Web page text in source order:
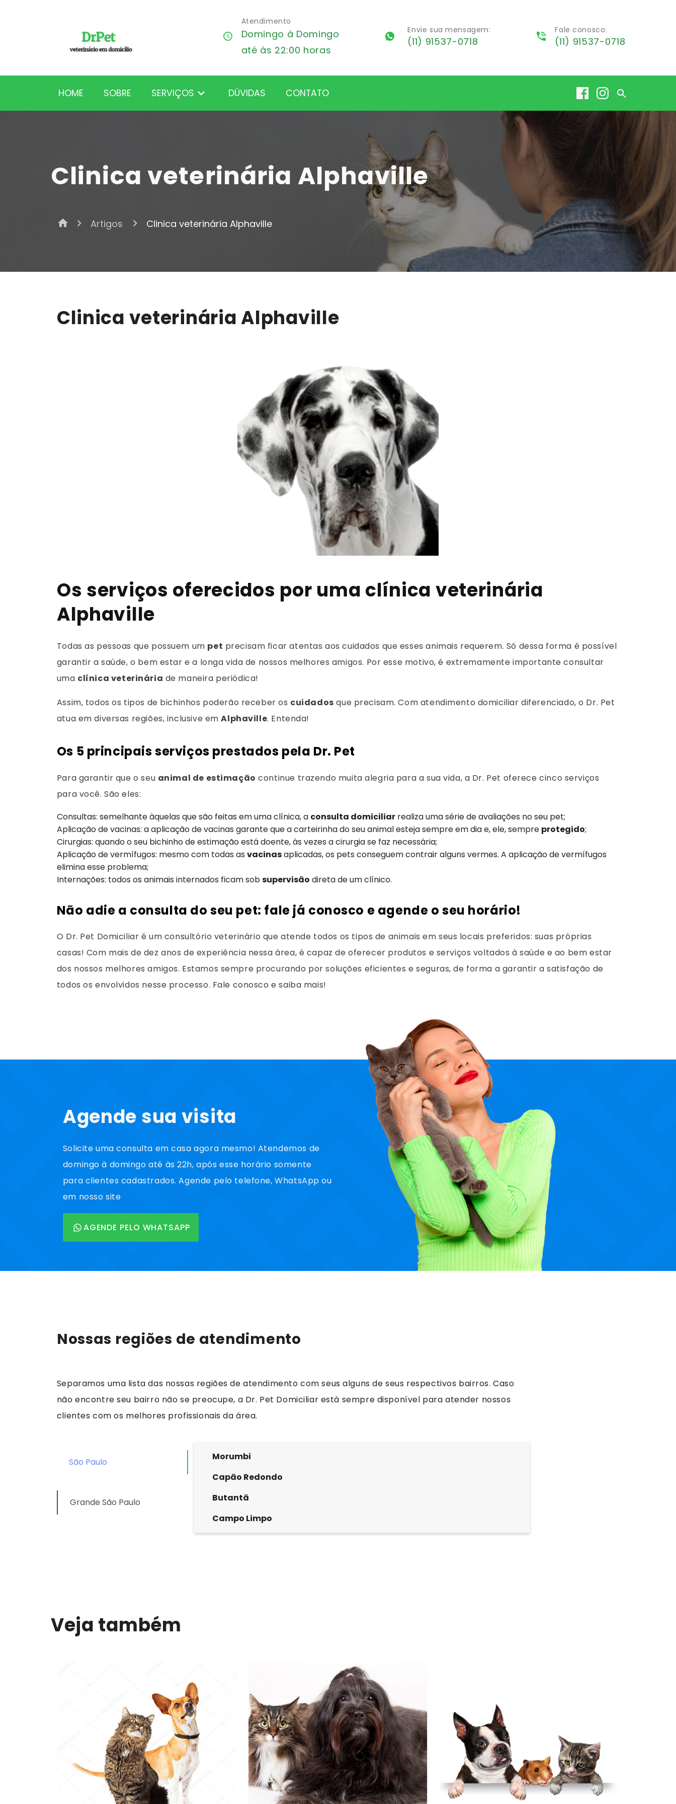
Atendimento
Domingo à Domingo
até às 22:00 horas
Envie sua mensagem:
(11) 91537-0718
Fale conosco:
(11) 91537-0718
HOME SOBRE SERVIÇOS DÚVIDAS CONTATO
Clinica veterinária Alphaville
home Artigos Clinica veterinária Alphaville
Clinica veterinária Alphaville
Os serviços oferecidos por uma clínica veterinária
Alphaville
Todas as pessoas que possuem um pet precisam ficar atentas aos cuidados que esses animais requerem. Só dessa forma é possível
garantir a saúde, o bem estar e a longa vida de nossos melhores amigos. Por esse motivo, é extremamente importante consultar
uma clínica veterinária de maneira periódica!
Assim, todos os tipos de bichinhos poderão receber os cuidados que precisam. Com atendimento domiciliar diferenciado, o Dr. Pet
atua em diversas regiões, inclusive emAlphaville. Entenda!
Os 5 principais serviços prestados pela Dr. Pet
Para garantir que o seu animal de estimação continue trazendo muita alegria para a sua vida, a Dr. Pet oferece cinco serviços
para você. São eles:
Consultas: semelhante àquelas que são feitas em uma clínica, a consulta domiciliarrealiza uma série de avaliações no seu pet;
Aplicação de vacinas: a aplicação de vacinas garante que a carteirinha do seu animal esteja sempre em dia e, ele, sempre protegido;
Cirurgias: quando o seu bichinho de estimação está doente, às vezes a cirurgia se faz necessária;
Aplicação de vermífugos: mesmo com todas as vacinasaplicadas, os pets conseguem contrair alguns vermes. A aplicação de vermífugos
elimina esse problema;
Internações: todos os animais internados ficam sobsupervisão direta de um clínico.
Não adie a consulta do seu pet: fale já conosco e agende o seu horário!
O Dr. Pet Domiciliar é um consultório veterinário que atende todos os tipos de animais em seus locais preferidos: suas próprias
casas! Com mais de dez anos de experiência nessa área, é capaz de oferecer produtos e serviços voltados à saúde e ao bem estar
dos nossos melhores amigos. Estamos sempre procurando por soluções eficientes e seguras, de forma a garantir a satisfação de
todos os envolvidos nesse processo. Fale conosco e saiba mais!
Agende sua visita
Solicite uma consulta em casa agora mesmo! Atendemos de
domingo à domingo até às 22h, após esse horário somente
para clientes cadastrados. Agende pelo telefone, WhatsApp ou
em nosso site
AGENDE PELO WHATSAPP
Nossas regiões de atendimento
Separamos uma lista das nossas regiões de atendimento com seus alguns de seus respectivos bairros. Caso
não encontre seu bairro não se preocupe, a Dr. Pet Domiciliar está sempre disponível para atender nossos
clientes com os melhores profissionais da área.
São Paulo
Grande São Paulo
Morumbi
Capão Redondo
Butantã
Campo Limpo
Veja também